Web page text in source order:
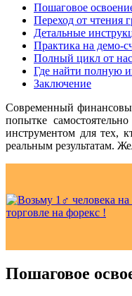
Пошаговое
Переход от чтения
Детальные
Практика на демо-
Полный цикл от
Где найти полную
Заключение
Современный
попытке
инструментом для тех,
реальным результатам.
Пошаговое